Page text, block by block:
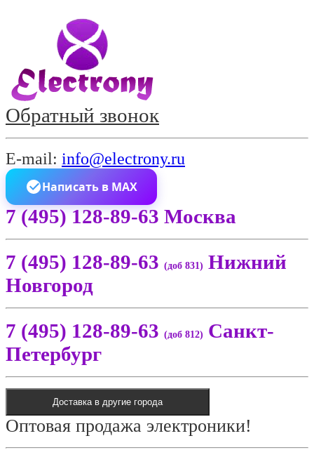
Обратный звонок
E-mail: info@electrony.ru
Написать в MAX
7 (495) 128-89-63 Москва
7 (495) 128-89-63 (доб 831) Нижний
Новгород
7 (495) 128-89-63 (доб 812) Санкт-
Петербург
Доставка в другие города
Оптовая продажа электроники!